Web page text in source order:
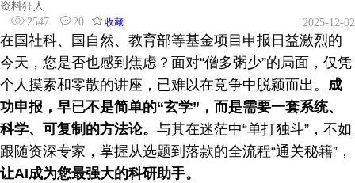
资料狂人
2547
20 收藏 2025-12-02
在国社科、国自然、教育部等基金项目申报日益激烈的
今天，您是否也感到焦虑？面对“僧多粥少”的局面，仅凭
个人摸索和零散的讲座，已难以在竞争中脱颖而出。 成
功申报，早已不是简单的“玄学”，而是需要一套系统、
科学、可复制的方法论。 与其在迷茫中“单打独斗”，不如
跟随资深专家，掌握从选题到落款的全流程“通关秘籍”，
让AI成为您最强大的科研助手。